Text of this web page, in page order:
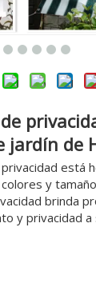
jardín de
está
y
brinda
y privacidad